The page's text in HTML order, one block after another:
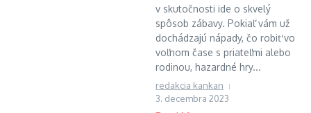
v skutočnosti ide o skvelý
spôsob zábavy. Pokiaľ vám už
dochádzajú nápady, čo robiť vo
voľnom čase s priateľmi alebo
rodinou, hazardné hry...
redakcia kankan
3. decembra 2023